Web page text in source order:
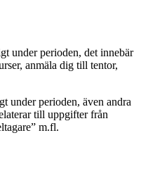
under perioden, det innebär
anmäla dig till tentor,
under perioden, även andra
till uppgifter från
m.fl.